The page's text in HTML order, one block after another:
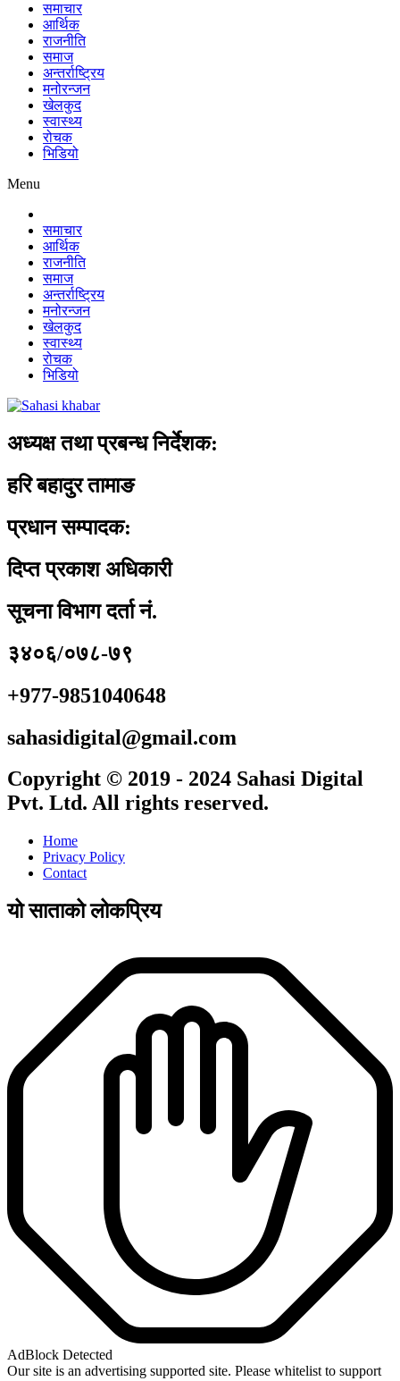
समाचार
आर्थिक
राजनीति
समाज
अन्तर्राष्ट्रिय
मनोरन्जन
खेलकुद
स्वास्थ्य
रोचक
भिडियो
Menu
समाचार
आर्थिक
राजनीति
समाज
अन्तर्राष्ट्रिय
मनोरन्जन
खेलकुद
स्वास्थ्य
रोचक
भिडियो
अध्यक्ष तथा प्रबन्ध निर्देशक:
हरि बहादुर तामाङ
प्रधान सम्पादक:
दिप्त प्रकाश अधिकारी
सूचना विभाग दर्ता नं.
३४०६/०७८-७९
+977-9851040648
sahasidigital@gmail.com
Copyright © 2019 - 2024 Sahasi Digital
Pvt. Ltd. All rights reserved.
Home
Privacy Policy
Contact
यो साताको लोकप्रिय
AdBlock Detected
Our site is an advertising supported site. Please whitelist to support